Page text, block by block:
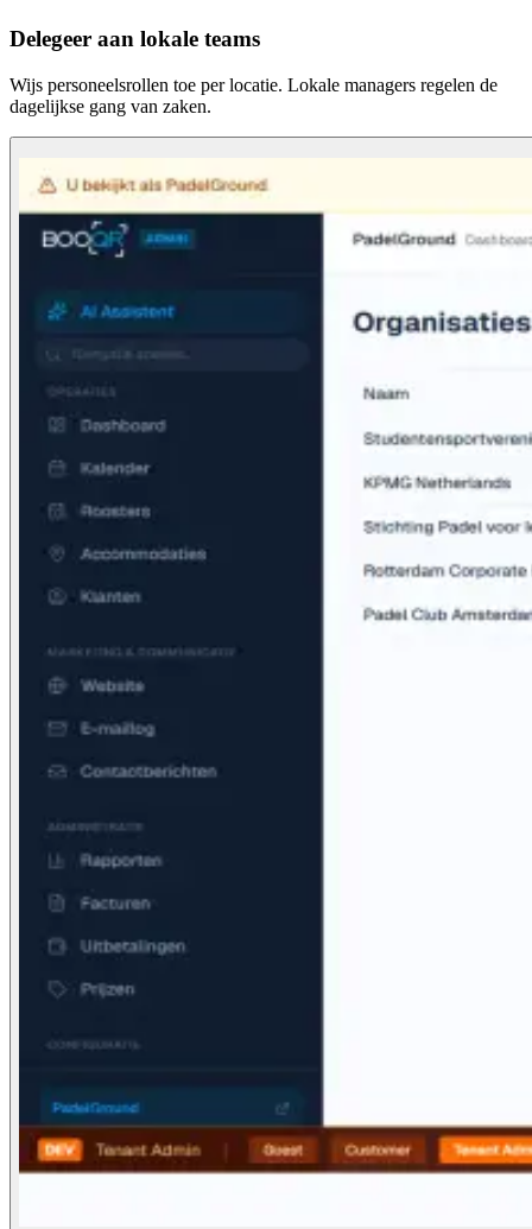
Delegeer aan lokale teams
Wijs personeelsrollen toe per locatie. Lokale managers regelen de
dagelijkse gang van zaken.